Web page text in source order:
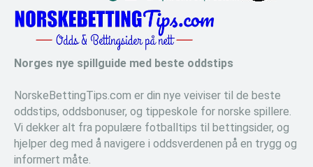
Norges nye spillguide med beste oddstips
NorskeBettingTips.com er din nye veiviser til de beste
oddstips, oddsbonuser, og tippeskole for norske spillere.
Vi dekker alt fra populære fotballtips til bettingsider, og
hjelper deg med å navigere i oddsverdenen på en trygg og
informert måte.